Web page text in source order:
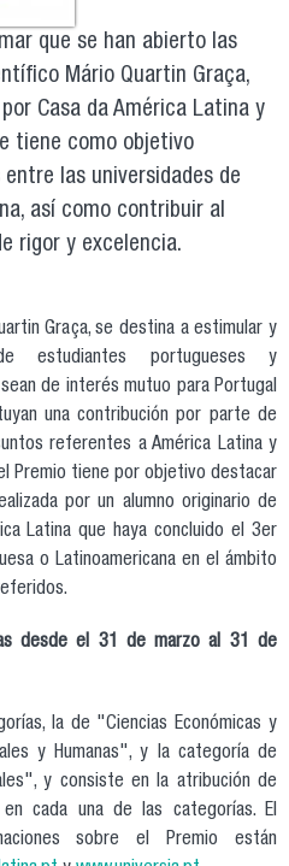
que se han abierto las
Mário Quartin Graça,
Casa da América Latina y
tiene como objetivo
las universidades de
así como contribuir al
rigor y excelencia.
Graça, se destina a estimular y
estudiantes portugueses y
de interés mutuo para Portugal
una contribución por parte de
referentes a América Latina y
Premio tiene por objetivo destacar
por un alumno originario de
Latina que haya concluido el 3er
o Latinoamericana en el ámbito
desde el 31 de marzo al 31 de
la de "Ciencias Económicas y
y Humanas", y la categoría de
y consiste en la atribución de
cada una de las categorías. El
sobre el Premio están